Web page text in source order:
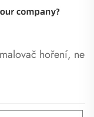
hoření,